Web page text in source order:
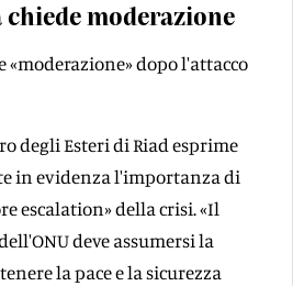
chiede moderazione
«moderazione» dopo l'attacco
degli Esteri di Riad esprime
in evidenza l'importanza di
escalation» della crisi. «Il
deve assumersi la
la pace e la sicurezza